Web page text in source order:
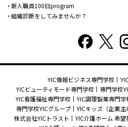
新人職員100日program
組織診断をしてみませんか？
YIC情報ビジネス専門学校
YICビューティモード専門学校
専門学校
YIC看護福祉専門学校
YIC調理製菓専門学
専門学校YICグループ
YICキッズ（企業主
株式会社YICトラスト
YIC介護ホーム 希望